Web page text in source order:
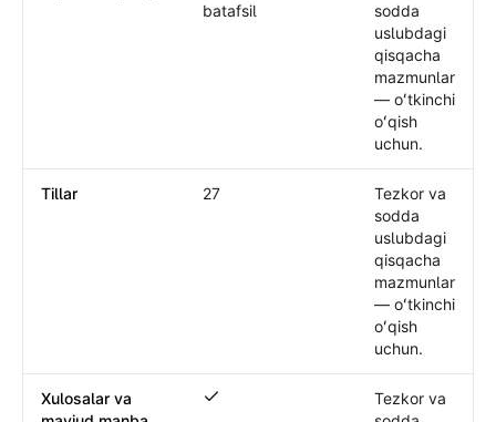
batafsil
sodda
uslubdagi
qisqacha
mazmunlar
— oʻtkinchi
oʻqish
uchun.
Tillar 27
Tezkor va
sodda
uslubdagi
qisqacha
mazmunlar
— oʻtkinchi
oʻqish
uchun.
Xulosalar va
Xulosalar va mavjud manba konteksti
Tezkor va